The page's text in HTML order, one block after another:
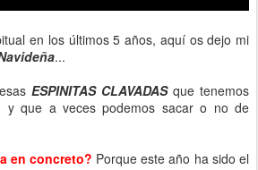
en los últimos 5 años, aquí os dejo mi
...
ESPINITAS CLAVADAS que tenemos
y que a veces podemos sacar o no de
en concreto? Porque este año ha sido el